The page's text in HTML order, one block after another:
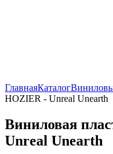
ГлавнаяКаталог
HOZIER - Unreal Unearth
Виниловая
Unreal Unearth